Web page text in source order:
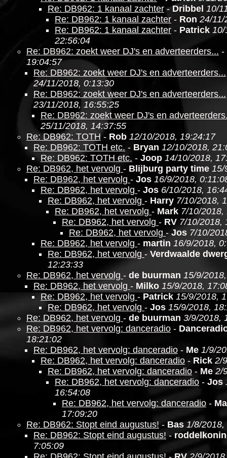
Re: DB962: 1 kanaal zachter -Dribbel 10/
Re: DB962: 1 kanaal zachter - Ron 24/11/
Re: DB962: 1 kanaal zachter - Patrick 10/
22:56:04
Re: DB962: zoekt weer DJ's en adverteerders... -
19:04:57
Re: DB962: zoekt weer DJ's en adverteerders...
24/11/2018, 0:13:30
Re: DB962: zoekt weer DJ's en adverteerders...
23/11/2018, 16:55:25
Re: DB962: zoekt weer DJ's en
25/11/2018, 14:37:55
Re: DB962: TOTH- Rob 12/10/2018, 19:24:17
Re: DB962: TOTH etc. - Bryan 12/10/2018,
Re: DB962: TOTH etc. - Joop 14/10/2018,
Re: DB962, het vervolg - Blijburg party time 15/
Re: DB962, het vervolg - Jos 16/9/2018,
Re: DB962, het vervolg - Jos 6/10/2018,
Re: DB962, het vervolg - Harry 7/10/2018,
Re: DB962, het vervolg - Mark 7/10/2018,
Re: DB962, het vervolg - RV 7/10/2018,
Re: DB962, het vervolg - Jos 7/10/
Re: DB962, het vervolg - martin 16/9/2018,
Re: DB962, het vervolg - Verdwaalde
12:23:33
Re: DB962, het vervolg - de buurman 15/9/
Re: DB962, het vervolg - Milko 15/9/2018,
Re: DB962, het vervolg - Patrick 15/9/2018,
Re: DB962, het vervolg - Jos 15/9/2018,
Re: DB962, het vervolg - de buurman 3/9/2018,
Re: DB962, het vervolg: danceradio -
18:21:02
Re: DB962, het vervolg: danceradio - Me 1/9/
Re: DB962, het vervolg: danceradio - Rick 2/
Re: DB962, het vervolg: danceradio - Me 2/
Re: DB962, het vervolg: danceradio - Jos
16:54:08
Re: DB962, het vervolg: danceradio -
17:09:20
Re: DB962: Stopt eind augustus! - Bas 1/8/2018,
Re: DB962: Stopt eind augustus! -
7:05:09